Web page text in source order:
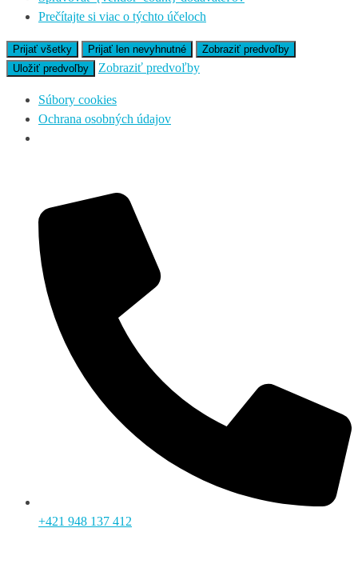
Prečítajte si viac o týchto účeloch
Prijať všetky Prijať len nevyhnutné
Zobraziť predvoľby
Uložiť predvoľby
Zobraziť predvoľby
Súbory cookies
Ochrana osobných údajov
+421 948 137 412